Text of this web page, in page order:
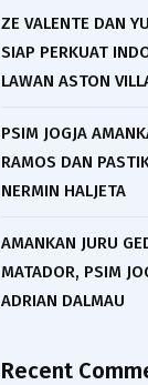
ZE VALENTE DAN
SIAP PERKUAT
LAWAN ASTON
PSIM JOGJA
RAMOS DAN
NERMIN HALJETA
AMANKAN JURU
MATADOR, PSIM
ADRIAN DALMAU
Recent